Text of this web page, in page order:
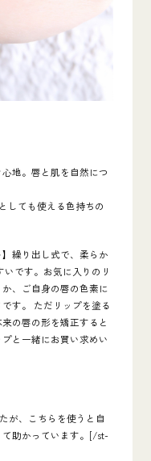
地。唇と肌を自然につ
しても使える色持ちの
繰り出し式で、柔らか
です。お気に入りのリ
、ご自身の唇の色素に
す。 ただリップを塗る
の唇の形を矯正すると
と一緒にお買い求めい
が、こちらを使うと自
助かっています。[/st-